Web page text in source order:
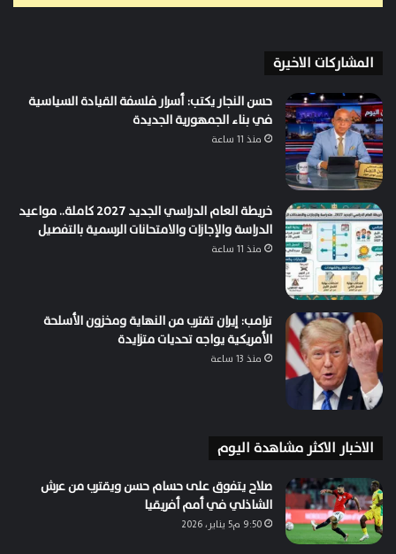
المشاركات الاخيرة
حسن النجار يكتب: أسرار فلسفة القيادة السياسية
في بناء الجمهورية الجديدة
منذ 11 ساعة
خريطة العام الدراسي الجديد 2027 كاملة.. مواعيد
الدراسة والإجازات والامتحانات الرسمية بالتفصيل
منذ 11 ساعة
ترامب: إيران تقترب من النهاية ومخزون الأسلحة
الأمريكية يواجه تحديات متزايدة
منذ 13 ساعة
الاخبار الاكثر مشاهدة اليوم
صلاح يتفوق على حسام حسن ويقترب من عرش
الشاذلي في أمم أفريقيا
9:50 م5 يناير، 2026